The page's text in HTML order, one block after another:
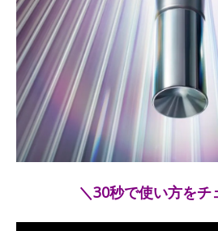
＼30秒で使い方をチ